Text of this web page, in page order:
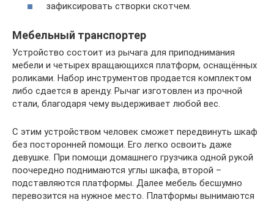
зафиксировать створки скотчем.
Мебельный транспортер
Устройство состоит из рычага для приподнимания
мебели и четырех вращающихся платформ, оснащённых
роликами. Набор инструментов продается комплектом
либо сдается в аренду. Рычаг изготовлен из прочной
стали, благодаря чему выдерживает любой вес.
С этим устройством человек сможет передвинуть шкаф
без посторонней помощи. Его легко освоить даже
девушке. При помощи домашнего грузчика одной рукой
поочередно поднимаются углы шкафа, второй –
подставляются платформы. Далее мебель бесшумно
перевозится на нужное место. Платформы вынимаются